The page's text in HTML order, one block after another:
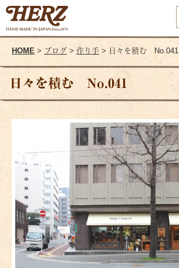
HOME > ブログ > 作り手 > 日々を積む No.041
日々を積む No.041